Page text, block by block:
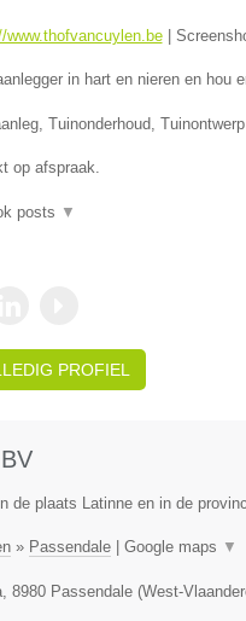
www.thofvancuylen.be|
in hart en nieren en hou
Tuinonderhoud, Tuinontwerp
op afspraak.
posts ▼
PROFIEL
de plaats Latinne en in de
» Passendale| Google maps ▼
, 8980 Passendale(West-